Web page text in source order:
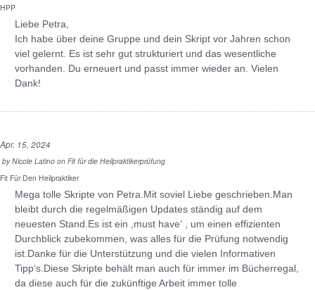
HPP
Liebe Petra,
Ich habe über deine Gruppe und dein Skript vor Jahren schon
viel gelernt. Es ist sehr gut strukturiert und das wesentliche
vorhanden. Du erneuert und passt immer wieder an. Vielen
Dank!
Apr. 15, 2024
byNicole Latino on Fit für die Heilpraktikerprüfung
Fit Für Den Heilpraktiker
Mega tolle Skripte von Petra.Mit soviel Liebe geschrieben.Man
bleibt durch die regelmäßigen Updates ständig auf dem
neuesten Stand.Es ist ein ,must have‘ , um einen effizienten
Durchblick zubekommen, was alles für die Prüfung notwendig
ist.Danke für die Unterstützung und die vielen Informativen
Tipp‘s.Diese Skripte behält man auch für immer im Bücherregal,
da diese auch für die zukünftige Arbeit immer tolle